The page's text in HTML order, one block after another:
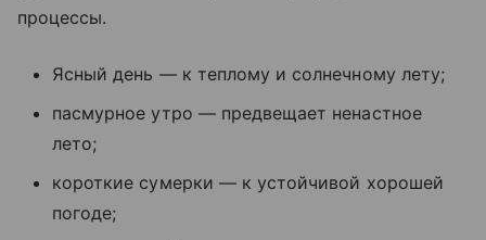
процессы.
Ясный день — к теплому и солнечному лету;
пасмурное утро — предвещает ненастное
лето;
короткие сумерки — к устойчивой хорошей
погоде;